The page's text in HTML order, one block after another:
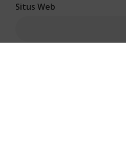
Situs Web